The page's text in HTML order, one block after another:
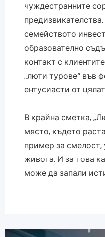
чуждестранните
семейството
образователно
контакт с
„люти турове“ във
ентусиасти от
В крайна сметка,
място, където
пример за смелост,
живота. И за това
може да запали